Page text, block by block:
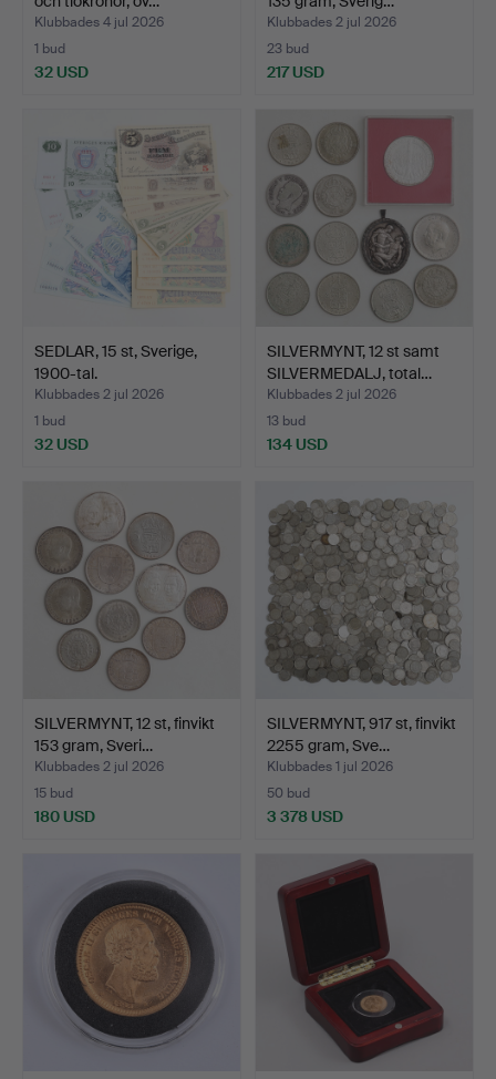
Klubbades 4 jul 2026
1 bud
32 USD
Klubbades 2 jul 2026
23 bud
217 USD
SEDLAR, 15 st, Sverige,
1900-tal.
Klubbades 2 jul 2026
1 bud
32 USD
SILVERMYNT, 12 st samt
SILVERMEDALJ, total…
Klubbades 2 jul 2026
13 bud
134 USD
SILVERMYNT, 12 st, finvikt
153 gram, Sveri…
Klubbades 2 jul 2026
15 bud
180 USD
SILVERMYNT, 917 st, finvikt
2255 gram, Sve…
Klubbades 1 jul 2026
50 bud
3 378 USD